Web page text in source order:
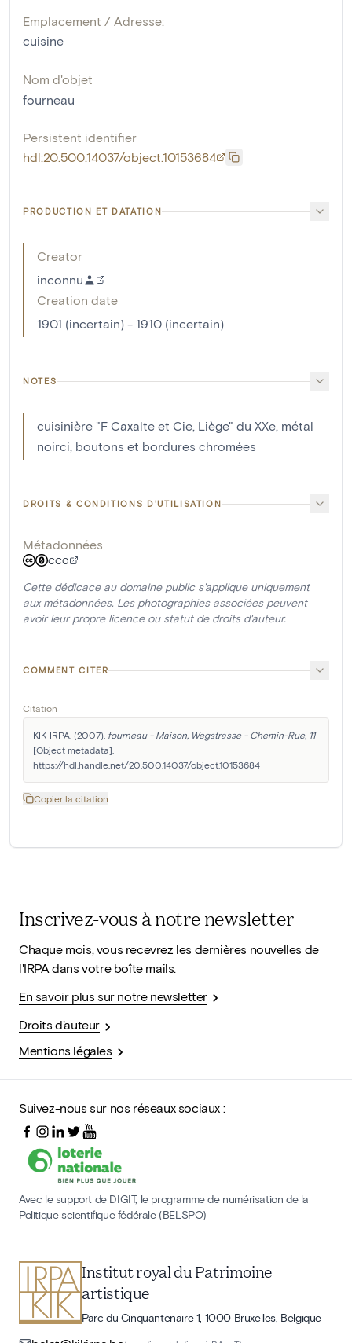
Emplacement / Adresse:
cuisine
Nom d'objet
fourneau
Persistent identifier
hdl:20.500.14037/object.10153684
PRODUCTION ET DATATION
Creator
inconnu
Creation date
1901 (incertain) - 1910 (incertain)
NOTES
cuisinière "F Caxalte et Cie, Liège" du XXe, métal
noirci, boutons et bordures chromées
DROITS & CONDITIONS D'UTILISATION
Métadonnées
CC0
Cette dédicace au domaine public s'applique uniquement
aux métadonnées. Les photographies associées peuvent
avoir leur propre licence ou statut de droits d'auteur.
COMMENT CITER
Citation
KIK-IRPA. (2007). fourneau - Maison, Wegstrasse - Chemin-Rue, 11
[Object metadata].
https://hdl.handle.net/20.500.14037/object.10153684
Copier la citation
Inscrivez-vous à notre newsletter
Chaque mois, vous recevrez les dernières nouvelles de
l'IRPA dans votre boîte mails.
En savoir plus sur notre newsletter
Droits d'auteur
Mentions légales
Suivez-nous sur nos réseaux sociaux :
Avec le support de DIGIT, le programme de numérisation de la
Politique scientifique fédérale (BELSPO)
Institut royal du Patrimoine
artistique
Parc du Cinquantenaire 1, 1000 Bruxelles, Belgique